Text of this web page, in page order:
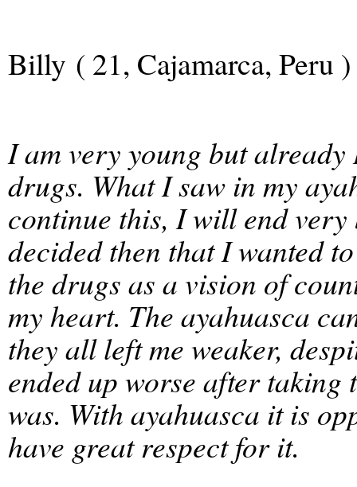
Billy ( 21, Cajamarca, Peru )
I am very young but
drugs. What I saw in my
continue this, I will end
decided then that I wanted
the drugs as a vision of
my heart. The ayahuasca
they all left me weaker,
ended up worse after
was. With ayahuasca it is
have great respect for it.